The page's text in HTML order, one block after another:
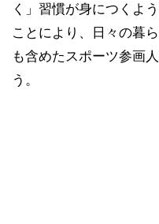
く」習慣が身につくよ
ことにより、日々の暮
も含めたスポーツ参画
う。